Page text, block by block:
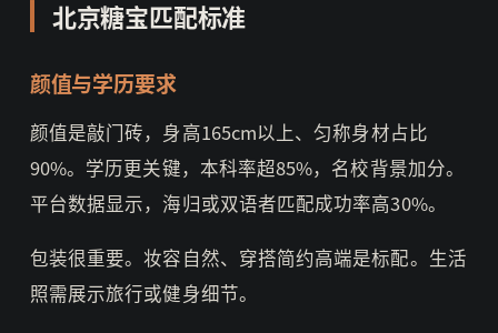
北京糖宝匹配标准
颜值与学历要求
颜值是敲门砖，身高165cm以上、匀称身材占比
90%。学历更关键，本科率超85%，名校背景加分。
平台数据显示，海归或双语者匹配成功率高30%。
包装很重要。妆容自然、穿搭简约高端是标配。生活
照需展示旅行或健身细节。